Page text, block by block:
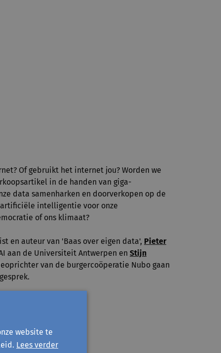
Of gebruikt het internet jou? Worden we
in de handen van giga-
data samenharken en doorverkopen op de
intelligentie voor onze
of ons klimaat?
en auteur van 'Baas over eigen data', Pieter
aan de Universiteit Antwerpen en Stijn
van de burgercoöperatie Nubo gaan
website te
Lees verder